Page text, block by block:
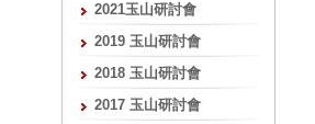
2021玉山研討會
2019 玉山研討會
2018 玉山研討會
2017 玉山研討會